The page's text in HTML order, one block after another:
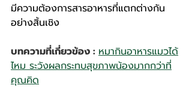
มีความต้องการสารอาหารที่แตกต่างกัน
อย่างสิ้นเชิง
บทความที่เกี่ยวข้อง : หมากินอาหารแมวได้
ไหม ระวังผลกระทบสุขภาพน้องมากกว่าที่
คุณคิด